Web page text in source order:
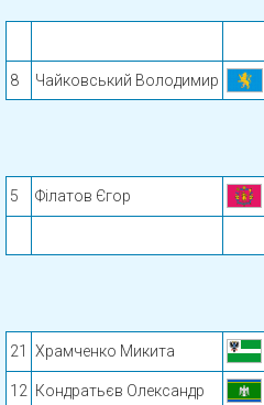
8 Чайковський Володимир
5 Філатов Єгор
21 Храмченко Микита
12 Кондратьєв Олександр